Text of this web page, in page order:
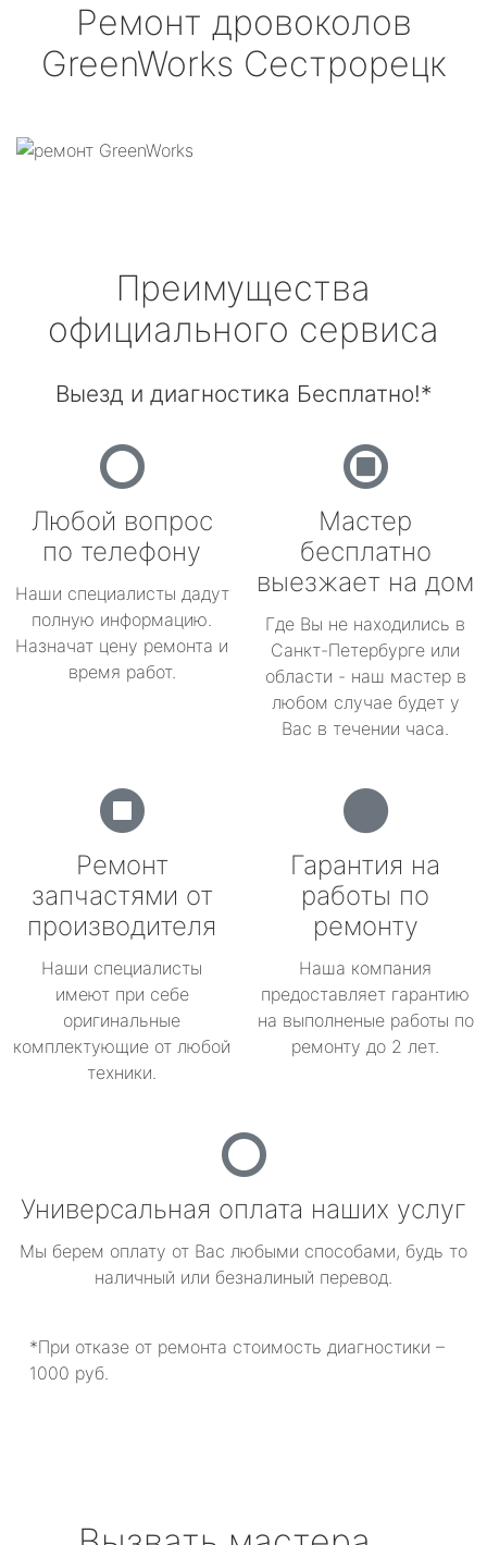
Ремонт дровоколов
GreenWorks Сестрорецк
Преимущества
официального сервиса
Выезд и диагностика Бесплатно!*
Любой вопрос
по телефону
Наши специалисты дадут
полную информацию.
Назначат цену ремонта и
время работ.
Мастер
бесплатно
выезжает на дом
Где Вы не находились в
Санкт-Петербурге или
области - наш мастер в
любом случае будет у
Вас в течении часа.
Ремонт
запчастями от
производителя
Наши специалисты
имеют при себе
оригинальные
комплектующие от любой
техники.
Гарантия на
работы по
ремонту
Наша компания
предоставляет гарантию
на выполненые работы по
ремонту до 2 лет.
Универсальная оплата наших услуг
Мы берем оплату от Вас любыми способами, будь то
наличный или безналиный перевод.
*При отказе от ремонта стоимость диагностики –
1000 руб.